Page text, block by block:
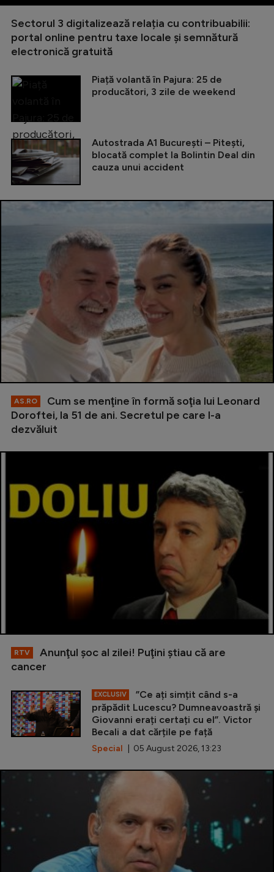
Sectorul 3 digitalizează relația cu contribuabilii:
portal online pentru taxe locale și semnătură
electronică gratuită
Piață volantă în Pajura: 25 de
producători, 3 zile de weekend
Autostrada A1 București – Pitești,
blocată complet la Bolintin Deal din
cauza unui accident
AS.RO
Cum se menţine în formă soţia lui Leonard
Doroftei, la 51 de ani. Secretul pe care l-a
dezvăluit
RTV
Anunţul şoc al zilei! Puţini ştiau că are
cancer
EXCLUSIV
”Ce ați simțit când s-a
prăpădit Lucescu? Dumneavoastră și
Giovanni erați certați cu el”. Victor
Becali a dat cărțile pe față
Special | 05 August 2026, 13:23